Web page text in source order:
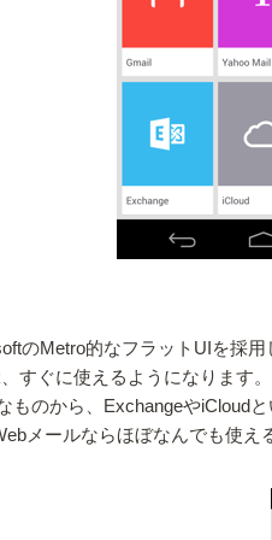
のMetro的なフラットUIを採
すぐに使えるようになります。
のから、ExchangeやiCloud
メールならほぼなんでも使え